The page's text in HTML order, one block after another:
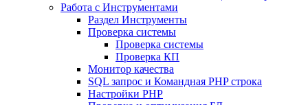
Работа с Инструментами
Раздел Инструменты
Проверка системы
Проверка системы
Проверка КП
Монитор качества
SQL запрос и Командная PHP строка
Настройки PHP